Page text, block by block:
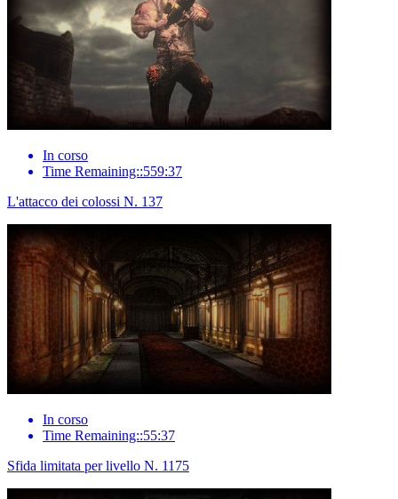
In corso
Time Remaining::559:37
L'attacco dei colossi N. 137
In corso
Time Remaining::55:37
Sfida limitata per livello N. 1175